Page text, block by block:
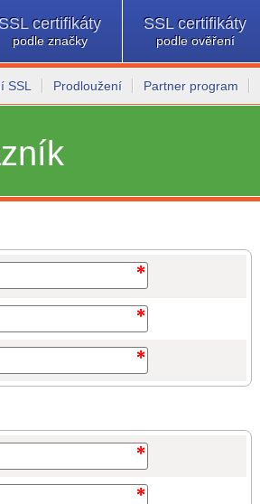
certifikáty
podle značky
SSL certifikáty
podle ověření
SSL Prodloužení Partner program